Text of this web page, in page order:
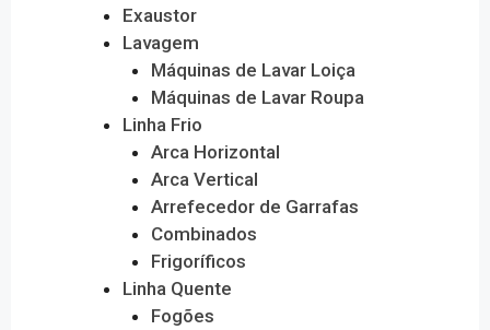
Exaustor
Lavagem
Máquinas de Lavar Loiça
Máquinas de Lavar Roupa
Linha Frio
Arca Horizontal
Arca Vertical
Arrefecedor de Garrafas
Combinados
Frigoríficos
Linha Quente
Fogões